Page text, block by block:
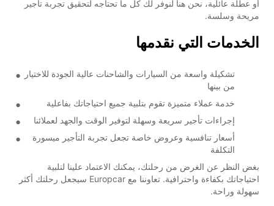
أو عطلة عائلية، نحن هنا لنوفر لك كل ما تحتاجه لتحقيق تجربة تأجير
مريحة وسلسة.
الخدمات التي نقدمها
تشكيلة واسعة من السيارات والشاحنات عالية الجودة للاختيار
من بينها
خدمة عملاء متميزة تقوم بتلبية جميع احتياجاتك بفاعلية
إجراءات تأجير سريعة وسهلة لتوفير الوقت والجهد لعملائنا
أسعار تنافسية وعروض خاصة تجعل تجربة التأجير ميسورة
التكلفة
بغض النظر عن الغرض من رحلتك، يمكنك الاعتماد علينا لتلبية
احتياجاتك بكفاءة واحترافية. تعاوننا مع Europcar سيجعل رحلتك أكثر
سهولة وراحة.